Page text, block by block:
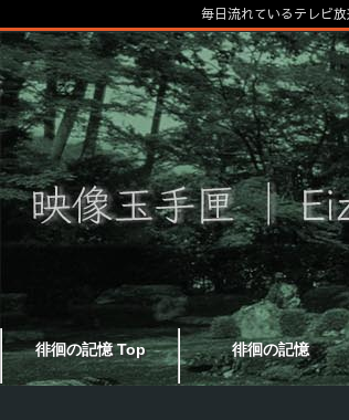
徘徊の記憶 Top 徘徊の記憶
毎日流れているテレビ